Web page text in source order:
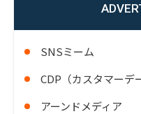
SNSミーム
CDP（カスタマーデ
アーンドメディア